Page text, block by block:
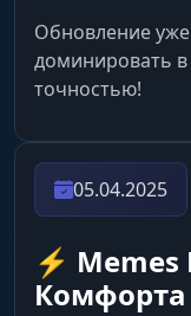
Обновление
доминировать
точностью!
05.04.2025
⚡️